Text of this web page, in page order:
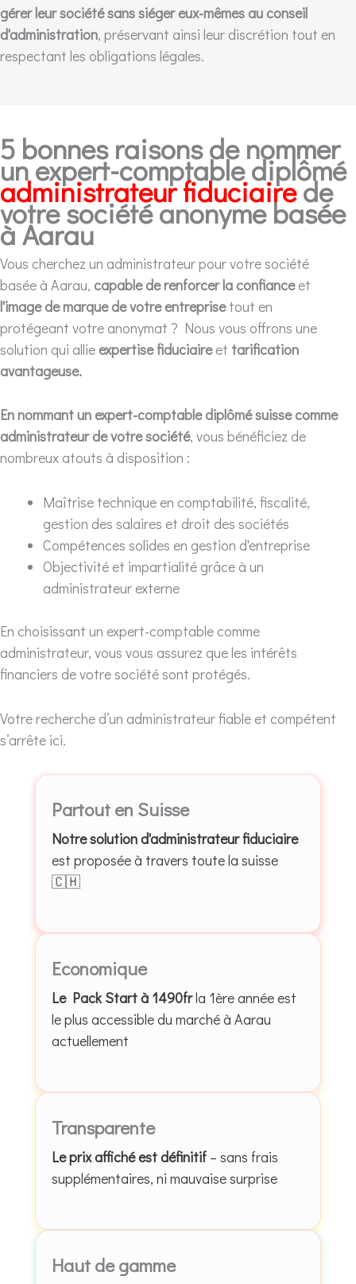
gérer leur société sans siéger eux-mêmes au conseil
d'administration, préservant ainsi leur discrétion tout en
respectant les obligations légales.
5 bonnes raisons de nommer
un expert-comptable diplômé
administrateur fiduciairede
votre société anonyme basée
à Aarau
Vous cherchez un administrateur pour votre société
basée à Aarau, capable de renforcer la confianceet
l'image de marque de votre entreprisetout en
protégeant votre anonymat ? Nous vous offrons une
solution qui allie expertise fiduciaireet tarification
avantageuse.
En nommant un expert-comptable diplômé suisse comme
administrateur de votre société, vous bénéficiez de
nombreux atouts à disposition :
Maîtrise technique en comptabilité, fiscalité,
gestion des salaires et droit des sociétés
Compétences solides en gestion d'entreprise
Objectivité et impartialité grâce à un
administrateur externe
En choisissant un expert-comptable comme
administrateur, vous vous assurez que les intérêts
financiers de votre société sont protégés.
Votre recherche d’un administrateur fiable et compétent
s’arrête ici.
Partout en Suisse
Notre solution d'administrateur fiduciaire
est proposée à travers toute la suisse
🇨🇭
Economique
Le Pack Start à 1490frla 1ère année est
le plus accessible du marché à Aarau
actuellement
Transparente
Le prix affiché est définitif – sans frais
supplémentaires, ni mauvaise surprise
Haut de gamme